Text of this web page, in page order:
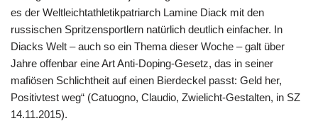
es der Weltleichtathletikpatriarch Lamine Diack mit den
russischen Spritzensportlern natürlich deutlich einfacher. In
Diacks Welt – auch so ein Thema dieser Woche – galt über
Jahre offenbar eine Art Anti-Doping-Gesetz, das in seiner
mafiösen Schlichtheit auf einen Bierdeckel passt: Geld her,
Positivtest weg“ (Catuogno, Claudio, Zwielicht-Gestalten, in SZ
14.11.2015).